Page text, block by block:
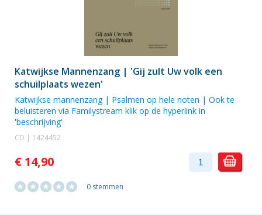
Katwijkse Mannenzang | 'Gij zult Uw volk een
schuilplaats wezen'
Katwijkse mannenzang | Psalmen op hele noten | Ook te
beluisteren via Familystream klik op de hyperlink in
'beschrijving'
CD | 1424452
€ 14,90
0 stemmen